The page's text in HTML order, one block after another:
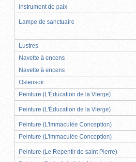
Instrument de paix
Lampe de sanctuaire
Lustres
Navette à encens
Navette à encens
Ostensoir
Peinture (L'Éducation de la Vierge)
Peinture (L'Éducation de la Vierge)
Peinture (L'Immaculée Conception)
Peinture (L'Immaculée Conception)
Peinture (Le Repentir de saint Pierre)